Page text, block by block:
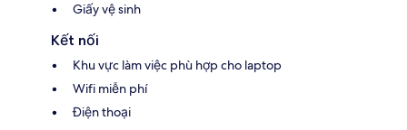
Giấy vệ sinh
Kết nối
Khu vực làm việc phù hợp cho laptop
Wifi miễn phí
Điện thoại